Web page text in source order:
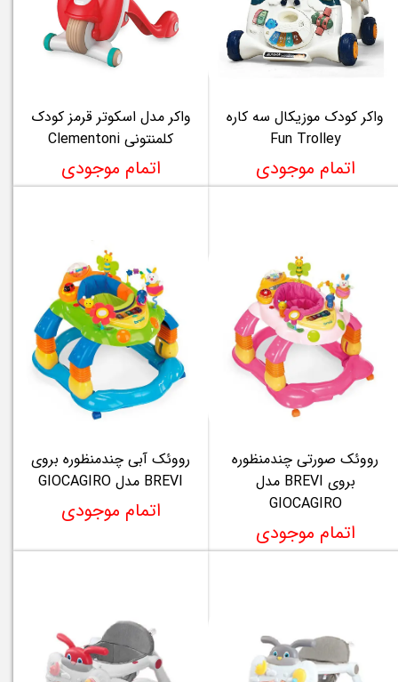
واکر کودک موزیکال سه کاره
Fun Trolley
اتمام موجودی
واکر مدل اسکوتر قرمز کودک
کلمنتونی Clementoni
اتمام موجودی
رووئک صورتی چندمنظوره
بروی BREVI مدل
GIOCAGIRO
اتمام موجودی
رووئک آبی چندمنظوره بروی
BREVI مدل GIOCAGIRO
اتمام موجودی